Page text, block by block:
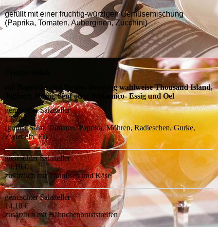
gefüllt mit einer fruchtig-würzigen Gemüsemischung
(Paprika, Tomaten, Auberginen, Zucchini)
mit Baguette und Butter, Dressing wahlweise Thousand Island,
Joghurt, Honig-Senf oder Balsamico- Essig und Oel
gemischter Salatteller
12,70 €
(grüner Salat, Tomaten, Paprika, Möhren, Radieschen, Gurke,
Zwiebeln, Ei)
gemischter Salatteller
14,10 €
zusätzlich mit Thunfisch und Käse
gemischter Salatteller
14,10 €
zusätzlich mit Hähnchenbruststreifen